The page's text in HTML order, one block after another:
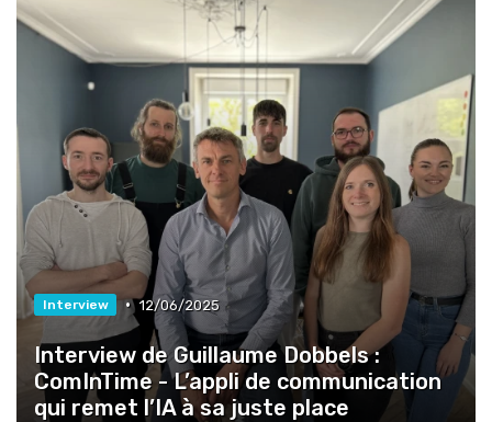
Interview • 12/06/2025
Interview de Guillaume Dobbels :
ComInTime - L’appli de communication
qui remet l’IA à sa juste place